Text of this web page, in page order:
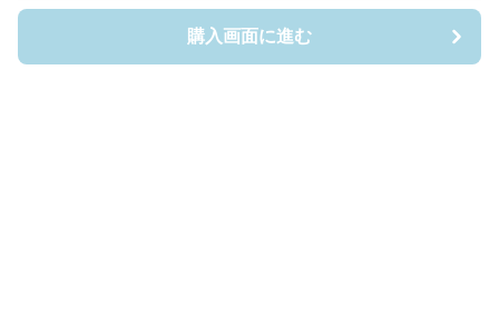
購入画面に進む
購入画面に進む